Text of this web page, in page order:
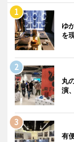
ゆ
を
丸
演
有